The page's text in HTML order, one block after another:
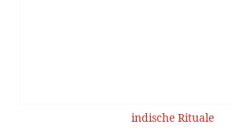
indische Rituale